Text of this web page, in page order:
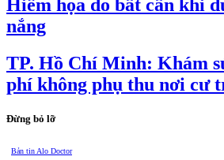
Hiểm họa do bất cẩn khi
nắng
TP. Hồ Chí Minh: Khám
phí không phụ thu nơi cư
Đừng bỏ lỡ
Bản tin Alo Doctor